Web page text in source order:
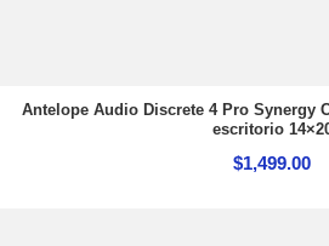
Antelope Audio Discrete 4 Pro Synergy
escritorio
$1,499.00